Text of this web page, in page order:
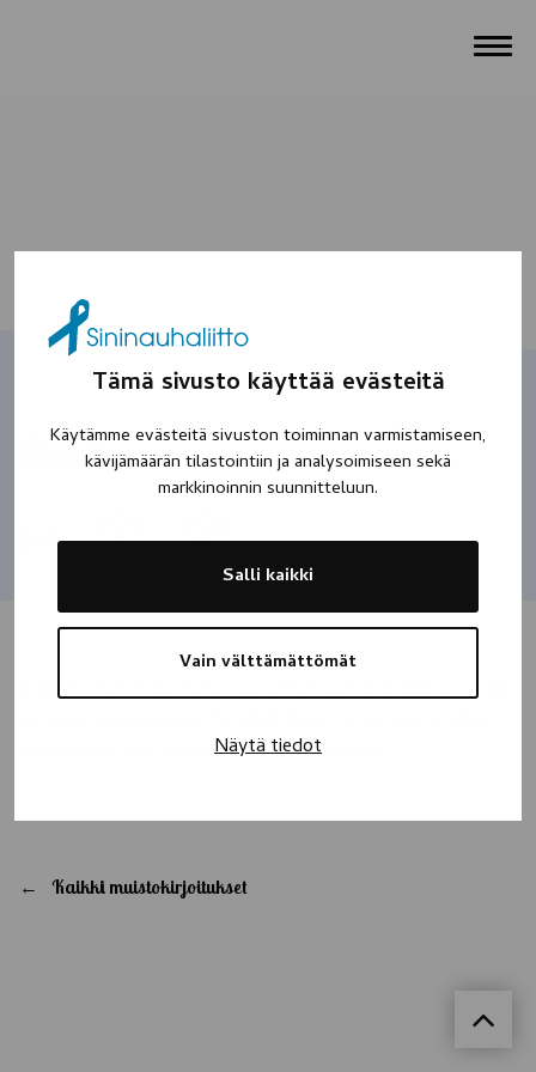
Tämä sivusto käyttää evästeitä
Käytämme evästeitä sivuston toiminnan varmistamiseen,
kävijämäärän tilastointiin ja analysoimiseen sekä
markkinoinnin suunnitteluun.
Vain välttämättömät
Salli kaikki
Näytä tiedot
Markus
Anteeksi kun en pystynyt sua auttamaan, ja anteeksi kun en
mennä vielä, näin aikaisin, sinne pilvien päälle.
Kaikki muistokirjoitukset